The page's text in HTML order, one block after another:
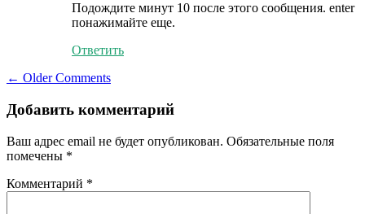
Подождите минут 10 после этого сообщения. enter
понажимайте еще.
Ответить
Comment
navigation
← Older Comments
Добавить комментарий
Ваш адрес email не будет опубликован. Обязательные поля
помечены *
Комментарий *